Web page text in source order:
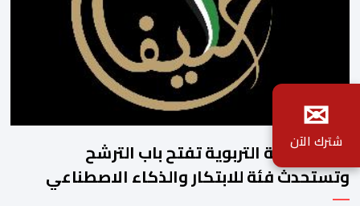
جائزة خليفة التربوية تفتح باب الترشح
وتستحدث فئة للابتكار والذكاء الاصطناعي
✉
شترك الآن